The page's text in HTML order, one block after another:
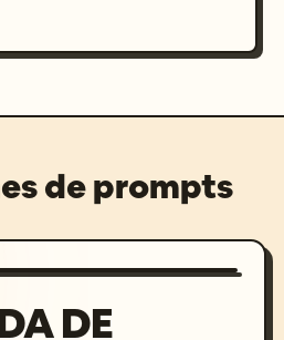
de prompts
DE